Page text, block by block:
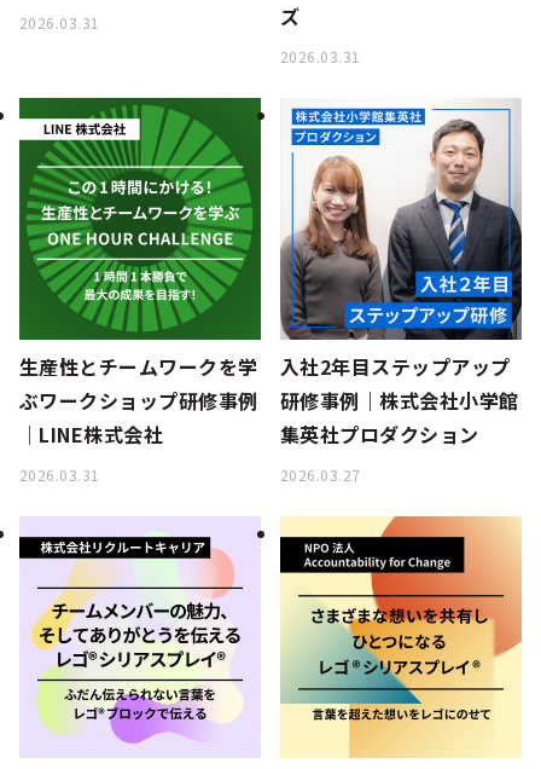
2026.03.31
ズ
2026.03.31
生産性とチームワークを学
ぶワークショップ研修事例
│LINE株式会社
2026.03.31
入社2年目ステップアップ
研修事例｜株式会社小学館
集英社プロダクション
2026.03.27